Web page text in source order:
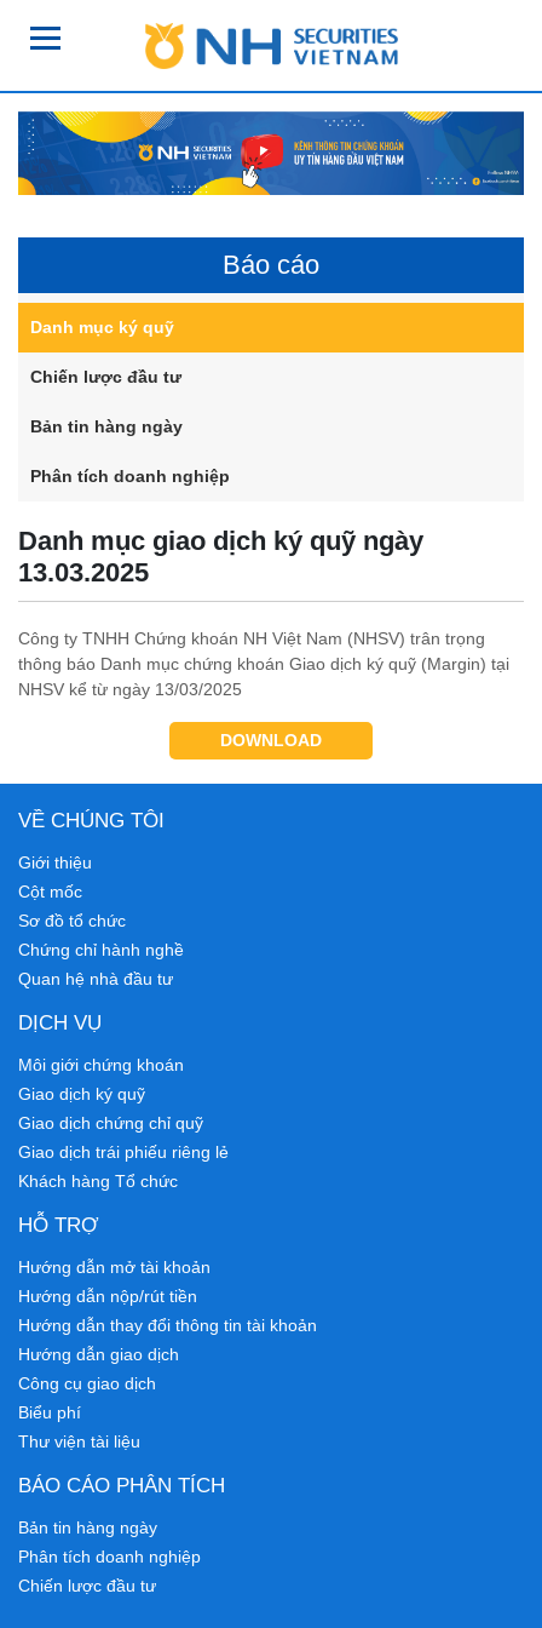
Báo cáo
Danh mục ký quỹ
Chiến lược đầu tư
Bản tin hàng ngày
Phân tích doanh nghiệp
Danh mục giao dịch ký quỹ ngày
13.03.2025
Công ty TNHH Chứng khoán NH Việt Nam (NHSV) trân trọng
thông báo Danh mục chứng khoán Giao dịch ký quỹ (Margin) tại
NHSV kể từ ngày 13/03/2025
DOWNLOAD
VỀ CHÚNG TÔI
Giới thiệu
Cột mốc
Sơ đồ tổ chức
Chứng chỉ hành nghề
Quan hệ nhà đầu tư
DỊCH VỤ
Môi giới chứng khoán
Giao dịch ký quỹ
Giao dịch chứng chỉ quỹ
Giao dịch trái phiếu riêng lẻ
Khách hàng Tổ chức
HỖ TRỢ
Hướng dẫn mở tài khoản
Hướng dẫn nộp/rút tiền
Hướng dẫn thay đổi thông tin tài khoản
Hướng dẫn giao dịch
Công cụ giao dịch
Biểu phí
Thư viện tài liệu
BÁO CÁO PHÂN TÍCH
Bản tin hàng ngày
Phân tích doanh nghiệp
Chiến lược đầu tư